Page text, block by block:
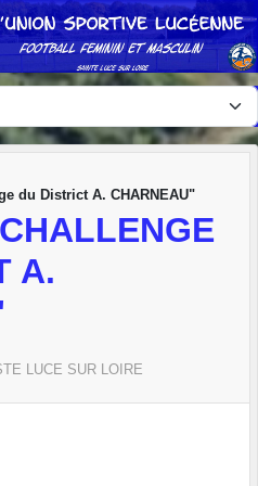
du District A. CHARNEAU"
A.
LUCE SUR LOIRE